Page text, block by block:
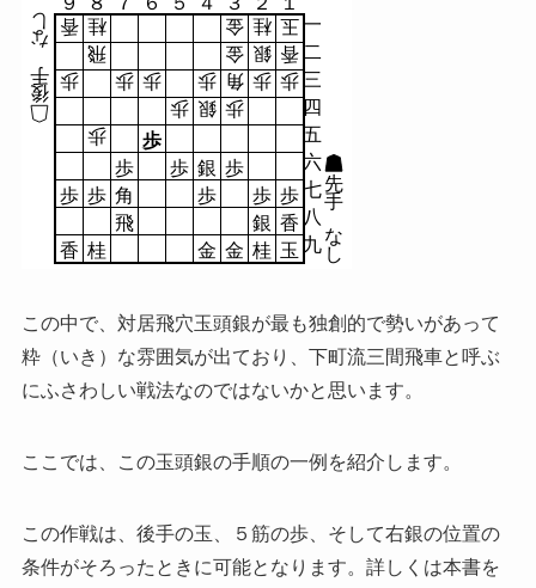
一
二
三
四
五
六
七
八
九
香 桂 金 桂 玉
飛
金 銀 香
歩
歩 歩 歩 角 歩 歩
歩 銀 歩
歩
歩
歩
歩 銀 歩
歩 歩 角 歩 歩 歩
飛
銀 香
香 桂 金 金 桂 玉 し
な
手
先
し
な
手
後
この中で、対居飛穴玉頭銀が最も独創的で勢いがあって
粋（いき）な雰囲気が出ており、下町流三間飛車と呼ぶ
にふさわしい戦法なのではないかと思います。
ここでは、この玉頭銀の手順の一例を紹介します。
この作戦は、後手の玉、５筋の歩、そして右銀の位置の
条件がそろったときに可能となります。詳しくは本書を